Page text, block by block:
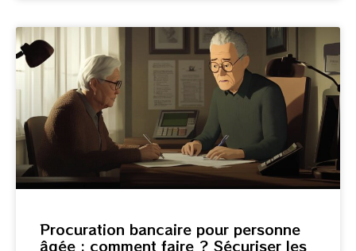
Procuration bancaire pour personne
âgée : comment faire ? Sécuriser les